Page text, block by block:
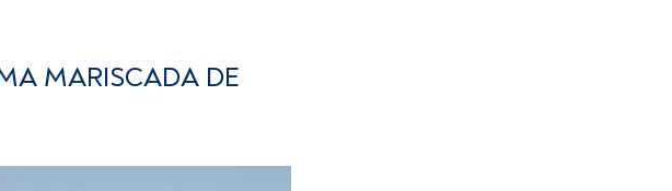
MARISCADA DE